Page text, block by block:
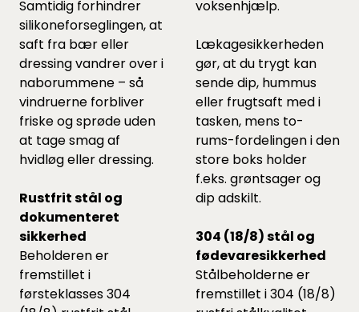
Samtidig forhindrer
silikoneforseglingen, at
saft fra bær eller
dressing vandrer over i
naborummene – så
vindruerne forbliver
friske og sprøde uden
at tage smag af
hvidløg eller dressing.
Rustfrit stål og
dokumenteret
sikkerhed
Beholderen er
fremstillet i
førsteklasses 304
voksenhjælp.
Lækagesikkerheden
gør, at du trygt kan
sende dip, hummus
eller frugtsaft med i
tasken, mens to-
rums-fordelingen i den
store boks holder
f.eks. grøntsager og
dip adskilt.
304 (18/8) stål og
fødevaresikkerhed
Stålbeholderne er
fremstillet i 304 (18/8)